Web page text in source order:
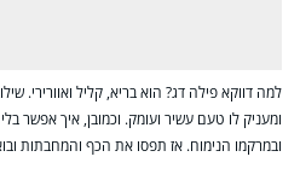
למה דווקא פילה דג? הוא בריא, קליל ואוורירי.
ומעניק לו טעם עשיר ועומק. וכמובן, איך אפשר
ובמרקמו הנימוח. אז תפסו את הכף והמחבתות